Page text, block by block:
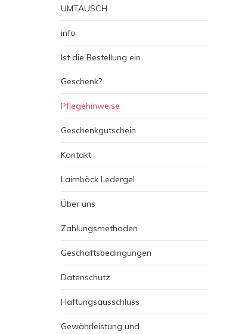
UMTAUSCH
info
Ist die Bestellung ein
Geschenk?
Pflegehinweise
Geschenkgutschein
Kontakt
Laimböck Ledergel
Über uns
Zahlungsmethoden
Geschäftsbedingungen
Datenschutz
Haftungsausschluss
Gewährleistung und